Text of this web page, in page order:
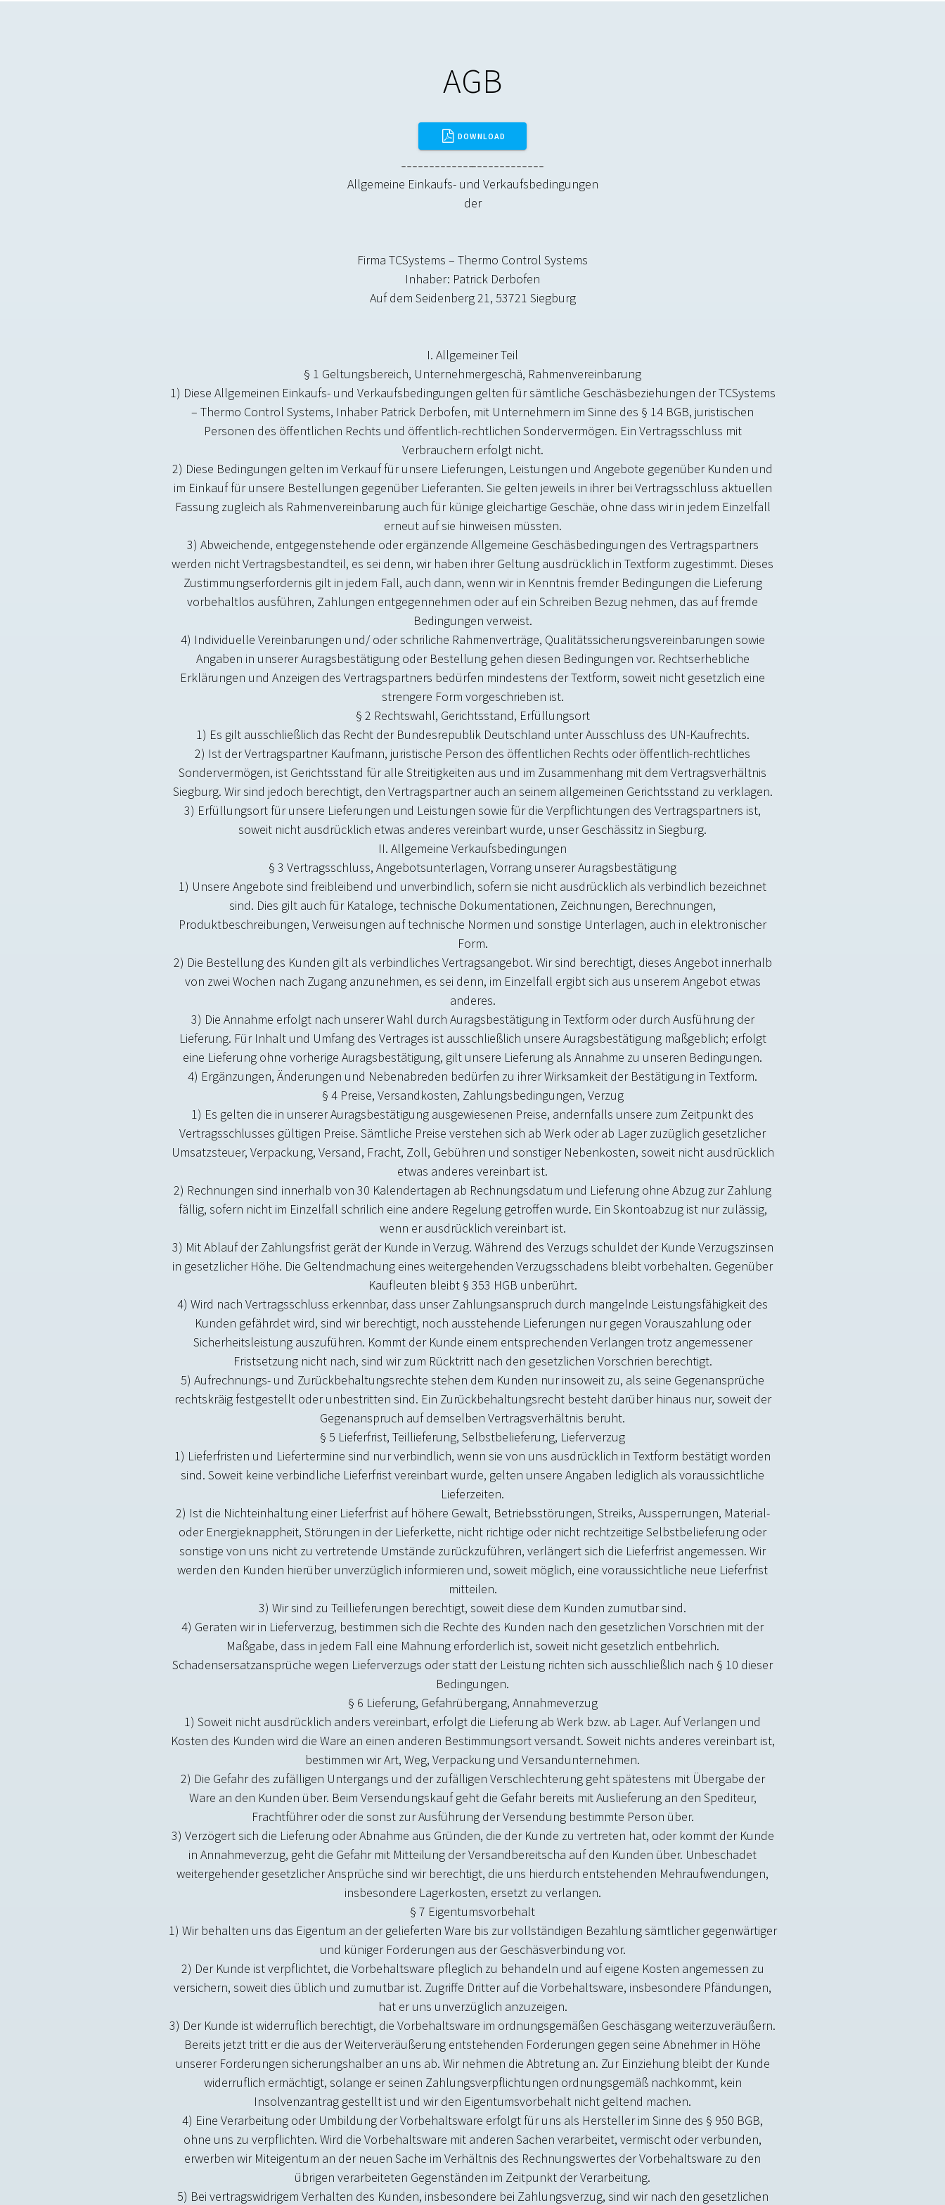
AGB
DOWNLOAD
Allgemeine Einkaufs- und Verkaufsbedingungen
der
Firma TCSystems – Thermo Control Systems
Inhaber: Patrick Derbofen
Auf dem Seidenberg 21, 53721 Siegburg
I. Allgemeiner Teil
§ 1 Geltungsbereich, Unternehmergeschäft, Rahmenvereinbarung
1) Diese Allgemeinen Einkaufs- und Verkaufsbedingungen gelten für sämtliche Geschäftsbeziehungen der TCSystems
– Thermo Control Systems, Inhaber Patrick Derbofen, mit Unternehmern im Sinne des § 14 BGB, juristischen
Personen des öffentlichen Rechts und öffentlich-rechtlichen Sondervermögen. Ein Vertragsschluss mit
Verbrauchern erfolgt nicht.
2) Diese Bedingungen gelten im Verkauf für unsere Lieferungen, Leistungen und Angebote gegenüber Kunden und
im Einkauf für unsere Bestellungen gegenüber Lieferanten. Sie gelten jeweils in ihrer bei Vertragsschluss aktuellen
Fassung zugleich als Rahmenvereinbarung auch für künftige gleichartige Geschäfte, ohne dass wir in jedem Einzelfall
erneut auf sie hinweisen müssten.
3) Abweichende, entgegenstehende oder ergänzende Allgemeine Geschäftsbedingungen des Vertragspartners
werden nicht Vertragsbestandteil, es sei denn, wir haben ihrer Geltung ausdrücklich in Textform zugestimmt. Dieses
Zustimmungserfordernis gilt in jedem Fall, auch dann, wenn wir in Kenntnis fremder Bedingungen die Lieferung
vorbehaltlos ausführen, Zahlungen entgegennehmen oder auf ein Schreiben Bezug nehmen, das auf fremde
Bedingungen verweist.
4) Individuelle Vereinbarungen und/ oder schriftliche Rahmenverträge, Qualitätssicherungsvereinbarungen sowie
Angaben in unserer Auftragsbestätigung oder Bestellung gehen diesen Bedingungen vor. Rechtserhebliche
Erklärungen und Anzeigen des Vertragspartners bedürfen mindestens der Textform, soweit nicht gesetzlich eine
strengere Form vorgeschrieben ist.
§ 2 Rechtswahl, Gerichtsstand, Erfüllungsort
1) Es gilt ausschließlich das Recht der Bundesrepublik Deutschland unter Ausschluss des UN-Kaufrechts.
2) Ist der Vertragspartner Kaufmann, juristische Person des öffentlichen Rechts oder öffentlich-rechtliches
Sondervermögen, ist Gerichtsstand für alle Streitigkeiten aus und im Zusammenhang mit dem Vertragsverhältnis
Siegburg. Wir sind jedoch berechtigt, den Vertragspartner auch an seinem allgemeinen Gerichtsstand zu verklagen.
3) Erfüllungsort für unsere Lieferungen und Leistungen sowie für die Verpflichtungen des Vertragspartners ist,
soweit nicht ausdrücklich etwas anderes vereinbart wurde, unser Geschäftssitz in Siegburg.
II. Allgemeine Verkaufsbedingungen
§ 3 Vertragsschluss, Angebotsunterlagen, Vorrang unserer Auftragsbestätigung
1) Unsere Angebote sind freibleibend und unverbindlich, sofern sie nicht ausdrücklich als verbindlich bezeichnet
sind. Dies gilt auch für Kataloge, technische Dokumentationen, Zeichnungen, Berechnungen,
Produktbeschreibungen, Verweisungen auf technische Normen und sonstige Unterlagen, auch in elektronischer
Form.
2) Die Bestellung des Kunden gilt als verbindliches Vertragsangebot. Wir sind berechtigt, dieses Angebot innerhalb
von zwei Wochen nach Zugang anzunehmen, es sei denn, im Einzelfall ergibt sich aus unserem Angebot etwas
anderes.
3) Die Annahme erfolgt nach unserer Wahl durch Auftragsbestätigung in Textform oder durch Ausführung der
Lieferung. Für Inhalt und Umfang des Vertrages ist ausschließlich unsere Auftragsbestätigung maßgeblich; erfolgt
eine Lieferung ohne vorherige Auftragsbestätigung, gilt unsere Lieferung als Annahme zu unseren Bedingungen.
4) Ergänzungen, Änderungen und Nebenabreden bedürfen zu ihrer Wirksamkeit der Bestätigung in Textform.
§ 4 Preise, Versandkosten, Zahlungsbedingungen, Verzug
1) Es gelten die in unserer Auftragsbestätigung ausgewiesenen Preise, andernfalls unsere zum Zeitpunkt des
Vertragsschlusses gültigen Preise. Sämtliche Preise verstehen sich ab Werk oder ab Lager zuzüglich gesetzlicher
Umsatzsteuer, Verpackung, Versand, Fracht, Zoll, Gebühren und sonstiger Nebenkosten, soweit nicht ausdrücklich
etwas anderes vereinbart ist.
2) Rechnungen sind innerhalb von 30 Kalendertagen ab Rechnungsdatum und Lieferung ohne Abzug zur Zahlung
fällig, sofern nicht im Einzelfall schriftlich eine andere Regelung getroffen wurde. Ein Skontoabzug ist nur zulässig,
wenn er ausdrücklich vereinbart ist.
3) Mit Ablauf der Zahlungsfrist gerät der Kunde in Verzug. Während des Verzugs schuldet der Kunde Verzugszinsen
in gesetzlicher Höhe. Die Geltendmachung eines weitergehenden Verzugsschadens bleibt vorbehalten. Gegenüber
Kaufleuten bleibt § 353 HGB unberührt.
4) Wird nach Vertragsschluss erkennbar, dass unser Zahlungsanspruch durch mangelnde Leistungsfähigkeit des
Kunden gefährdet wird, sind wir berechtigt, noch ausstehende Lieferungen nur gegen Vorauszahlung oder
Sicherheitsleistung auszuführen. Kommt der Kunde einem entsprechenden Verlangen trotz angemessener
Fristsetzung nicht nach, sind wir zum Rücktritt nach den gesetzlichen Vorschriften berechtigt.
5) Aufrechnungs- und Zurückbehaltungsrechte stehen dem Kunden nur insoweit zu, als seine Gegenansprüche
rechtskräftig festgestellt oder unbestritten sind. Ein Zurückbehaltungsrecht besteht darüber hinaus nur, soweit der
Gegenanspruch auf demselben Vertragsverhältnis beruht.
§ 5 Lieferfrist, Teillieferung, Selbstbelieferung, Lieferverzug
1) Lieferfristen und Liefertermine sind nur verbindlich, wenn sie von uns ausdrücklich in Textform bestätigt worden
sind. Soweit keine verbindliche Lieferfrist vereinbart wurde, gelten unsere Angaben lediglich als voraussichtliche
Lieferzeiten.
2) Ist die Nichteinhaltung einer Lieferfrist auf höhere Gewalt, Betriebsstörungen, Streiks, Aussperrungen, Material-
oder Energieknappheit, Störungen in der Lieferkette, nicht richtige oder nicht rechtzeitige Selbstbelieferung oder
sonstige von uns nicht zu vertretende Umstände zurückzuführen, verlängert sich die Lieferfrist angemessen. Wir
werden den Kunden hierüber unverzüglich informieren und, soweit möglich, eine voraussichtliche neue Lieferfrist
mitteilen.
3) Wir sind zu Teillieferungen berechtigt, soweit diese dem Kunden zumutbar sind.
4) Geraten wir in Lieferverzug, bestimmen sich die Rechte des Kunden nach den gesetzlichen Vorschriften mit der
Maßgabe, dass in jedem Fall eine Mahnung erforderlich ist, soweit nicht gesetzlich entbehrlich.
Schadensersatzansprüche wegen Lieferverzugs oder statt der Leistung richten sich ausschließlich nach § 10 dieser
Bedingungen.
§ 6 Lieferung, Gefahrübergang, Annahmeverzug
1) Soweit nicht ausdrücklich anders vereinbart, erfolgt die Lieferung ab Werk bzw. ab Lager. Auf Verlangen und
Kosten des Kunden wird die Ware an einen anderen Bestimmungsort versandt. Soweit nichts anderes vereinbart ist,
bestimmen wir Art, Weg, Verpackung und Versandunternehmen.
2) Die Gefahr des zufälligen Untergangs und der zufälligen Verschlechterung geht spätestens mit Übergabe der
Ware an den Kunden über. Beim Versendungskauf geht die Gefahr bereits mit Auslieferung an den Spediteur,
Frachtführer oder die sonst zur Ausführung der Versendung bestimmte Person über.
3) Verzögert sich die Lieferung oder Abnahme aus Gründen, die der Kunde zu vertreten hat, oder kommt der Kunde
in Annahmeverzug, geht die Gefahr mit Mitteilung der Versandbereitschaft auf den Kunden über. Unbeschadet
weitergehender gesetzlicher Ansprüche sind wir berechtigt, die uns hierdurch entstehenden Mehraufwendungen,
insbesondere Lagerkosten, ersetzt zu verlangen.
§ 7 Eigentumsvorbehalt
1) Wir behalten uns das Eigentum an der gelieferten Ware bis zur vollständigen Bezahlung sämtlicher gegenwärtiger
und künftiger Forderungen aus der Geschäftsverbindung vor.
2) Der Kunde ist verpflichtet, die Vorbehaltsware pfleglich zu behandeln und auf eigene Kosten angemessen zu
versichern, soweit dies üblich und zumutbar ist. Zugriffe Dritter auf die Vorbehaltsware, insbesondere Pfändungen,
hat er uns unverzüglich anzuzeigen.
3) Der Kunde ist widerruflich berechtigt, die Vorbehaltsware im ordnungsgemäßen Geschäftsgang weiterzuveräußern.
Bereits jetzt tritt er die aus der Weiterveräußerung entstehenden Forderungen gegen seine Abnehmer in Höhe
unserer Forderungen sicherungshalber an uns ab. Wir nehmen die Abtretung an. Zur Einziehung bleibt der Kunde
widerruflich ermächtigt, solange er seinen Zahlungsverpflichtungen ordnungsgemäß nachkommt, kein
Insolvenzantrag gestellt ist und wir den Eigentumsvorbehalt nicht geltend machen.
4) Eine Verarbeitung oder Umbildung der Vorbehaltsware erfolgt für uns als Hersteller im Sinne des § 950 BGB,
ohne uns zu verpflichten. Wird die Vorbehaltsware mit anderen Sachen verarbeitet, vermischt oder verbunden,
erwerben wir Miteigentum an der neuen Sache im Verhältnis des Rechnungswertes der Vorbehaltsware zu den
übrigen verarbeiteten Gegenständen im Zeitpunkt der Verarbeitung.
5) Bei vertragswidrigem Verhalten des Kunden, insbesondere bei Zahlungsverzug, sind wir nach den gesetzlichen